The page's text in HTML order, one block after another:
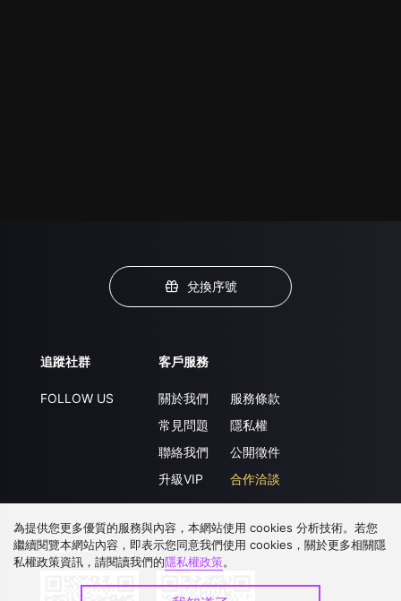
兌換序號
追蹤社群
FOLLOW US
客戶服務
關於我們
常見問題
聯絡我們
升級VIP
服務條款
隱私權
公開徵件
合作洽談
下載 APP
為提供您更多優質的服務與內容，本網站使用 cookies 分析技術。若您
繼續閱覽本網站內容，即表示您同意我們使用 cookies，關於更多相關隱
私權政策資訊，請閱讀我們的隱私權政策。